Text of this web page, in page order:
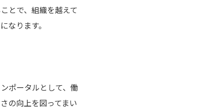
とで、組織を越えて
なります。
ポータルとして、働
の向上を図ってまい